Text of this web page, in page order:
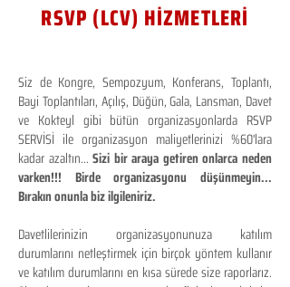
RSVP (LCV) HİZMETLERİ
Siz de Kongre, Sempozyum, Konferans, Toplantı,
Bayi Toplantıları, Açılış, Düğün, Gala, Lansman, Davet
ve Kokteyl gibi bütün organizasyonlarda RSVP
SERVİSİ ile organizasyon maliyetlerinizi %60'lara
kadar azaltın...Sizi bir araya getiren onlarca neden
varken!!! Birde organizasyonu düşünmeyin...
Bırakın onunla biz ilgileniriz.
Davetlilerinizin organizasyonunuza katılım
durumlarını netleştirmek için birçok yöntem kullanır
ve katılım durumlarını en kısa sürede size raporlarız.